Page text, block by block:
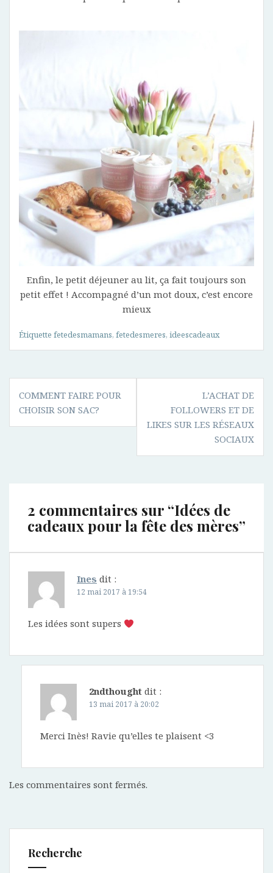
Enfin, le petit déjeuner au lit, ça fait toujours son
petit effet ! Accompagné d’un mot doux, c’est encore
mieux
Étiquette fetedesmamans, fetedesmeres, ideescadeaux
Navigation
de
l’article
COMMENT FAIRE POUR
CHOISIR SON SAC?
L’ACHAT DE
FOLLOWERS ET DE
LIKES SUR LES RÉSEAUX
SOCIAUX
2 commentaires sur “Idées de
cadeaux pour la fête des mères”
Ines dit :
12 mai 2017 à 19:54
Les idées sont supers
2ndthought dit :
13 mai 2017 à 20:02
Merci Inès! Ravie qu’elles te plaisent <3
Les commentaires sont fermés.
Recherche